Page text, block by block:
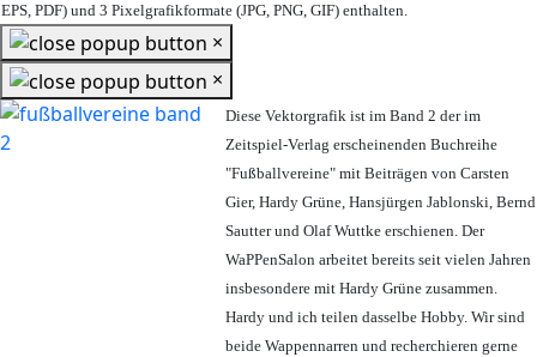
EPS, PDF) und 3 Pixelgrafikformate (JPG, PNG, GIF) enthalten.
×
×
Diese Vektorgrafik ist im Band 2 der im
Zeitspiel-Verlag erscheinenden Buchreihe
"Fußballvereine" mit Beiträgen von Carsten
Gier, Hardy Grüne, Hansjürgen Jablonski, Bernd
Sautter und Olaf Wuttke erschienen. Der
WaPPenSalon arbeitet bereits seit vielen Jahren
insbesondere mit Hardy Grüne zusammen.
Hardy und ich teilen dasselbe Hobby. Wir sind
beide Wappennarren und recherchieren gerne